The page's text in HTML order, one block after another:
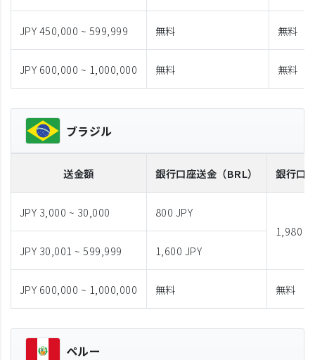
JPY 450,000 ~ 599,999 無料 無料
JPY 600,000 ~ 1,000,000 無料 無料
ブラジル
送金額 銀行口座送金 （BRL） 銀行口
JPY 3,000 ~ 30,000
800 JPY
1,980
JPY 30,001 ~ 599,999
1,600 JPY
JPY 600,000 ~ 1,000,000 無料 無料
ペルー